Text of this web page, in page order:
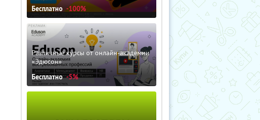
Бесплатно -100%
Различные курсы от онлайн-академии
«Эдюсон»
Бесплатно -5%